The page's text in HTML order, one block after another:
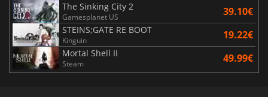
The Sinking City 2
Gamesplanet US 39.10€
STEINS;GATE RE BOOT
Kinguin 19.22€
Mortal Shell II
Steam 49.99€